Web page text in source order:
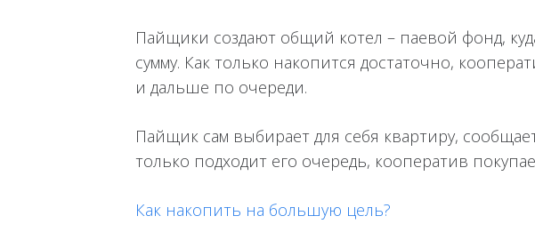
Пайщики создают общий котел – паевой фонд,
сумму. Как только накопится достаточно,
и дальше по очереди.
Пайщик сам выбирает для себя квартиру,
только подходит его очередь, кооператив
Как накопить на большую цель?